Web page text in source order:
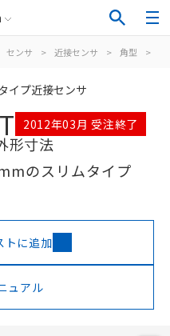
センサ > 近接センサ > 角型 >
イプ近接センサ
2012年03月 受注終了
形寸法
のスリムタイプ
トに追加
ュアル